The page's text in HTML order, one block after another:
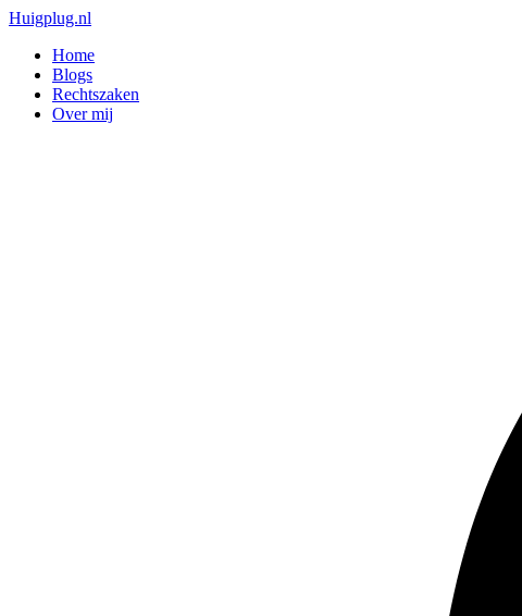
Huigplug.nl
Home
Blogs
Rechtszaken
Over mij